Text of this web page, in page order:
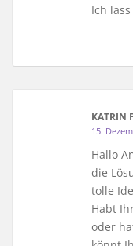
Ich
KATRIN
15.
Hallo
die
tolle
Habt
oder